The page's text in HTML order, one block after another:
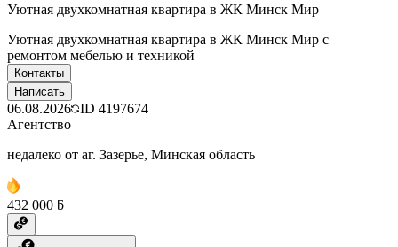
Уютная двухкомнатная квартира в ЖК Минск Мир
Уютная двухкомнатная квартира в ЖК Минск Мир с
ремонтом мебелью и техникой
Контакты
Написать
06.08.2026 ID 4197674
Агентство
недалеко от аг. Зазерье, Минская область
432 000 ƃ